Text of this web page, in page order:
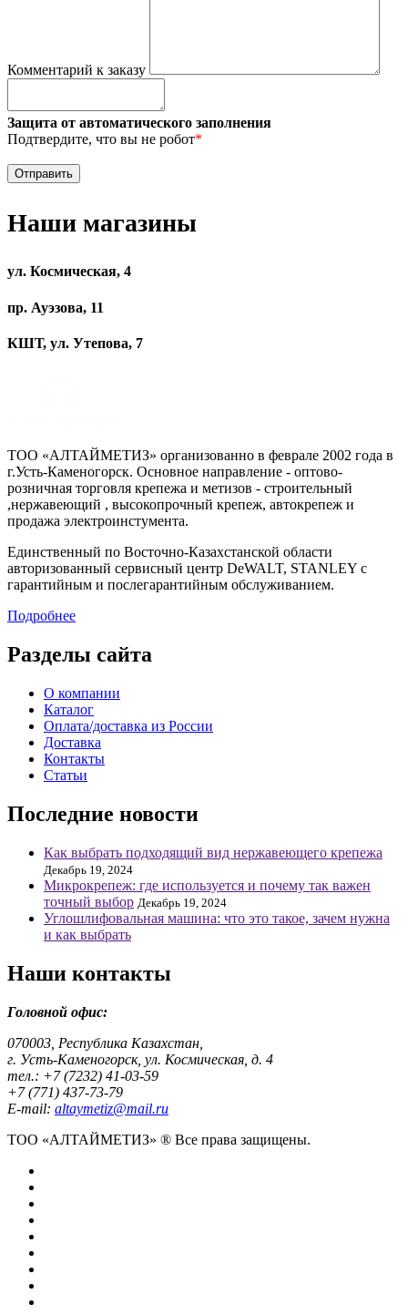
Комментарий к заказу
Защита от автоматического заполнения
Подтвердите, что вы не робот*
Наши магазины
ул. Космическая, 4
пр. Ауэзова, 11
КШТ, ул. Утепова, 7
ТОО «АЛТАЙМЕТИЗ» организованно в феврале 2002 года в
г.Усть-Каменогорск. Основное направление - оптово-
розничная торговля крепежа и метизов - строительный
,нержавеющий , высокопрочный крепеж, автокрепеж и
продажа электроинстумента.
Единственный по Восточно-Казахстанской области
авторизованный сервисный центр DeWALT, STANLEY с
гарантийным и послегарантийным обслуживанием.
Подробнее
Разделы сайта
О компании
Каталог
Оплата/доставка из России
Доставка
Контакты
Статьи
Последние новости
Как выбрать подходящий вид нержавеющего крепежа
Декабрь 19, 2024
Микрокрепеж: где используется и почему так важен
точный выбор Декабрь 19, 2024
Углошлифовальная машина: что это такое, зачем нужна
и как выбрать
Наши контакты
Головной офис:
070003, Республика Казахстан,
г. Усть-Каменогорск, ул. Космическая, д. 4
тел.: +7 (7232) 41-03-59
+7 (771) 437-73-79
E-mail: altaymetiz@mail.ru
ТОО «АЛТАЙМЕТИЗ» ® Все права защищены.